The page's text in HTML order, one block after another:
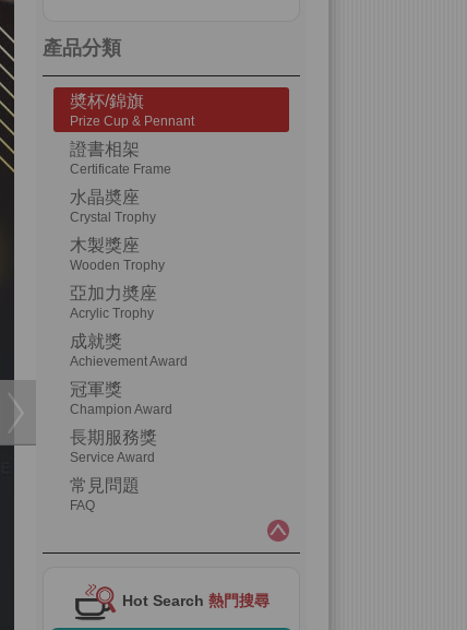
產品分類
奬杯/錦旗
Prize Cup & Pennant
證書相架
Certificate Frame
水晶奬座
Crystal Trophy
木製獎座
Wooden Trophy
亞加力奬座
Acrylic Trophy
成就獎
Achievement Award
冠軍獎
Champion Award
長期服務獎
Service Award
常見問題
FAQ
Hot Search 熱門搜尋